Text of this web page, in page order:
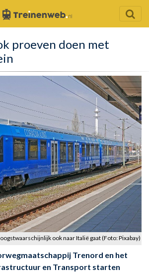
proeven doen met
ook naar Italië gaat (Foto: Pixabay)
Trenord en het
en Transport starten